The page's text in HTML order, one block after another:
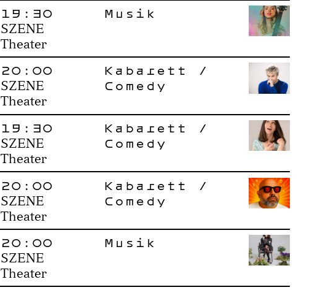
19:30
SZENE
Theater
Musik
20:00
SZENE
Theater
Kabarett /
Comedy
19:30
SZENE
Theater
Kabarett /
Comedy
20:00
SZENE
Theater
Kabarett /
Comedy
20:00
SZENE
Theater
Musik